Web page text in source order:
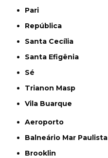
Pari
República
Santa Cecília
Santa Efigênia
Sé
Trianon Masp
Vila Buarque
Aeroporto
Balneário Mar Paulista
Brooklin